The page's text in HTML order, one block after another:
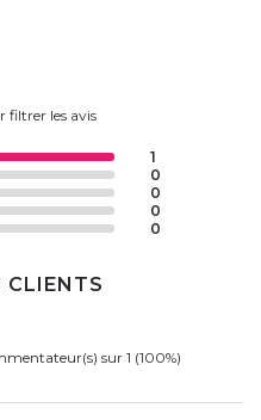
filtrer les avis
0
0
0
0
1
CLIENTS
sur 1 (100%)